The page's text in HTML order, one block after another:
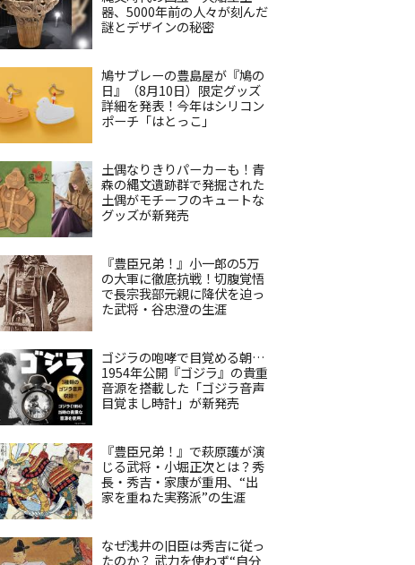
器、5000年前の人々が刻んだ
謎とデザインの秘密
鳩サブレーの豊島屋が『鳩の
日』（8月10日）限定グッズ
詳細を発表！今年はシリコン
ポーチ「はとっこ」
土偶なりきりパーカーも！青
森の縄文遺跡群で発掘された
土偶がモチーフのキュートな
グッズが新発売
『豊臣兄弟！』小一郎の5万
の大軍に徹底抗戦！切腹覚悟
で長宗我部元親に降伏を迫っ
た武将・谷忠澄の生涯
ゴジラの咆哮で目覚める朝…
1954年公開『ゴジラ』の貴重
音源を搭載した「ゴジラ音声
目覚まし時計」が新発売
『豊臣兄弟！』で萩原護が演
じる武将・小堀正次とは？秀
長・秀吉・家康が重用、“出
家を重ねた実務派”の生涯
なぜ浅井の旧臣は秀吉に従っ
たのか？ 武力を使わず“自分